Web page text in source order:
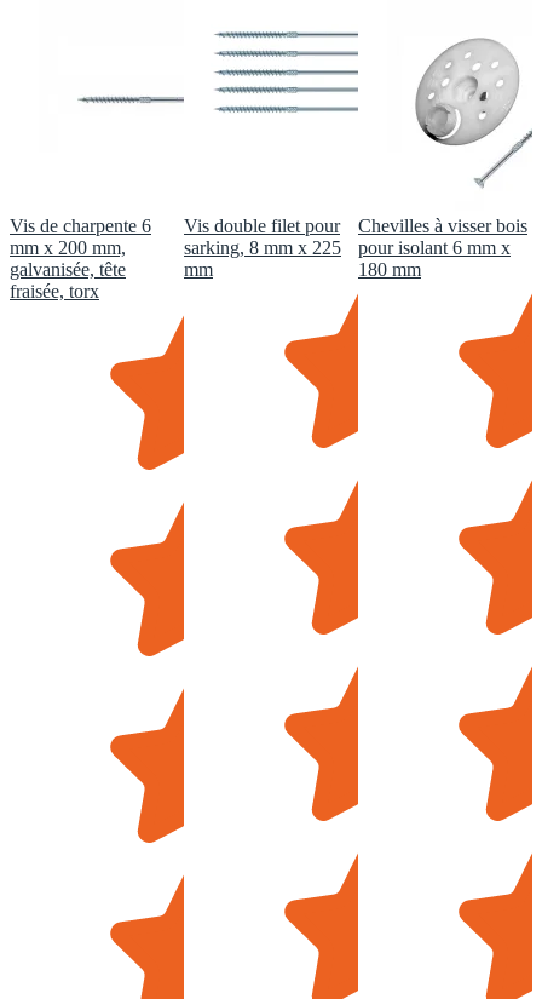
Vis de charpente 6
mm x 200 mm,
galvanisée, tête
fraisée, torx
Vis double filet pour
sarking, 8 mm x 225
mm
Chevilles à visser bois
pour isolant 6 mm x
180 mm